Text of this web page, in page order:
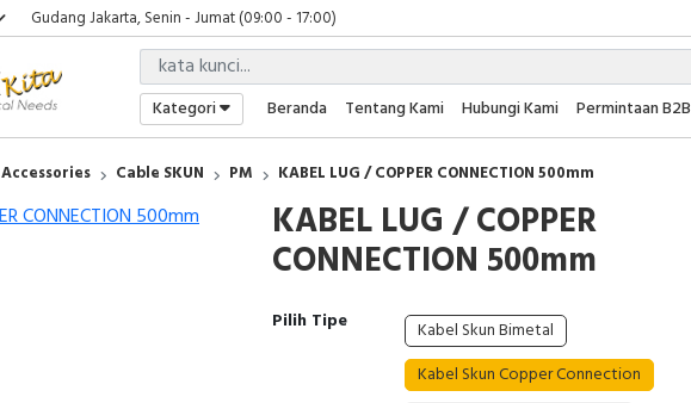
Gudang Jakarta, Senin - Jumat (09:00 - 17:00)
Showroom Bali, Senin - Jumat (09:00 - 17:00)
Kantor Jakarta, Senin - Jumat (08:00 - 17:00)
Gudang Jakarta, Senin - Jumat (09:00 - 17:00)
Showroom Bali, Senin - Jumat (09:00 - 17:00)
Kategori Beranda Tentang Kami Hubungi Kami Permintaan B2B
Accessories Cable SKUN PM KABEL LUG / COPPER CONNECTION 500mm
KABEL LUG / COPPER
CONNECTION 500mm
Pilih Tipe
Kabel Skun Bimetal
Kabel Skun Copper Connection